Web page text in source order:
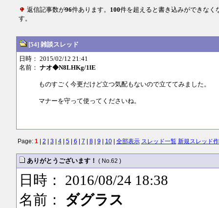
返信記事数が96件あります。 100件を超えると書き込みができなく
す。
[54] 雑談スレッド
日時： 2015/02/12 21:41
名前： ナオ◆N8LHKg/1lE
ものすごく今更だけど立つ気配もないので立ててみました。
マナーを守って使ってくださいね。
Page: 1| 2 3 4| 5| 6 7 8| 9 10| 全部表示 スレッド一覧 新規スレッド
ありがとうございます！ ( No.62 )
日時： 2016/08/24 18:38
名前： ダグラス